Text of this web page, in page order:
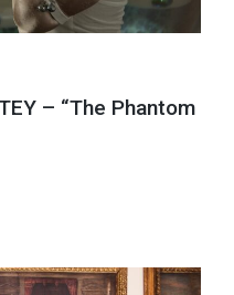
– “The Phantom